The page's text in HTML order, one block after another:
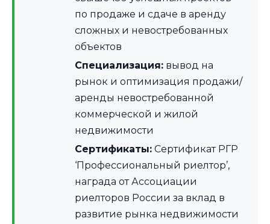
по продаже и сдаче в аренду
сложных и невостребованных
объектов
Специализация: вывод на
рынок и оптимизация продажи/
аренды невостребованной
коммерческой и жилой
недвижимости
Сертификаты: Сертификат РГР
‘Профессиональный риелтор’,
награда от Ассоциации
риелторов России за вклад в
развитие рынка недвижимости